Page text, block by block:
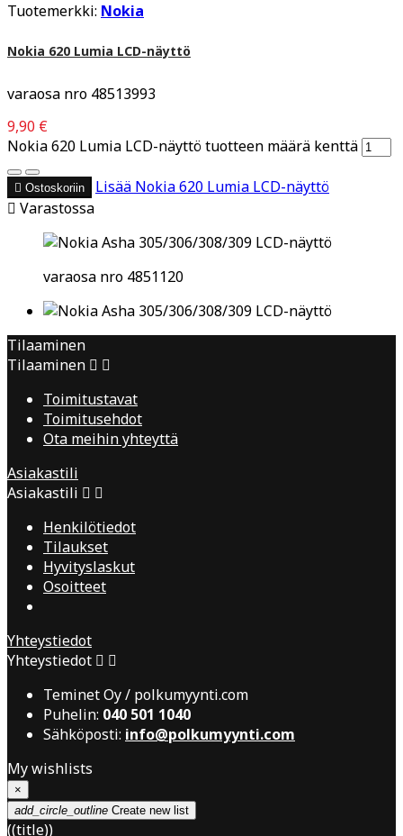
Tuotemerkki: Nokia
Nokia 620 Lumia LCD-näyttö
varaosa nro 48513993
9,90 €
Nokia 620 Lumia LCD-näyttö tuotteen määrä kenttä
 Ostoskoriin Lisää Nokia 620 Lumia LCD-näyttö
 Varastossa
varaosa nro 4851120
Tilaaminen
Tilaaminen  
Toimitustavat
Toimitusehdot
Ota meihin yhteyttä
Asiakastili
Asiakastili  
Henkilötiedot
Tilaukset
Hyvityslaskut
Osoitteet
Yhteystiedot
Yhteystiedot  
Teminet Oy / polkumyynti.com
Puhelin: 040 501 1040
Sähköposti: info@polkumyynti.com
My wishlists
×
add_circle_outline Create new list
((title))